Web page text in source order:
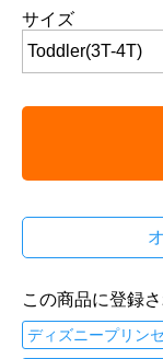
サイズ
この商品に登録
ディズニープリン